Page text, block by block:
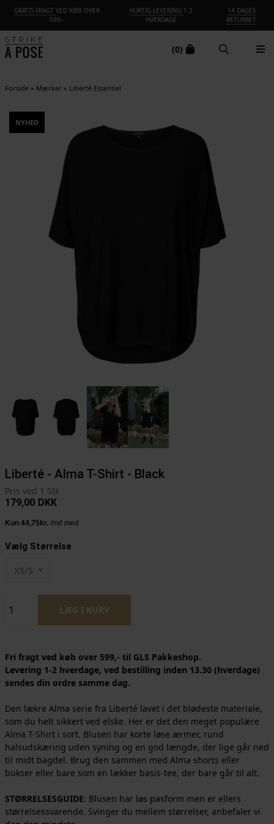
GRATIS FRAGT VED KØB OVER
599,-
HURTIG LEVERING 1-2
HVERDAGE
14 DAGES
RETURRET
(0)
Forside» Mærker » Liberté Essentiel
NYHED
Liberté - Alma T-Shirt - Black
Pris ved 1 Stk
179,00 DKK
Vælg Størrelse
XS/S
Fri fragt ved køb over 599,- til GLS Pakkeshop.
Levering 1-2 hverdage, ved bestilling inden 13.30 (hverdage)
sendes din ordre samme dag.
Den lækre Alma serie fra Liberté lavet i det blødeste materiale,
som du helt sikkert ved elske. Her er det den meget populære
Alma T-Shirt i sort. Blusen har korte løse ærmer, rund
halsudskæring uden syning og en god længde, der lige går ned
til midt bagdel. Brug den sammen med Alma shorts eller
bukser eller bare som en lækker basis-tee, der bare går til alt.
STØRRELSESGUIDE: Blusen har løs pasform men er ellers
størrelsessvarende. Svinger du mellem størrelser, anbefaler vi